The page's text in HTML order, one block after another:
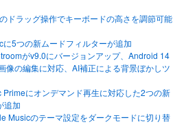
ドラッグ操作でキーボードの高さを調節可能
に5つの新ムードフィルターが追加
がv9.0にバージョンアップ、Android 14
像の編集に対応、AI補正による背景ぼかしツ
Primeにオンデマンド再生に対応した2つの新
追加
Musicのテーマ設定をダークモードに切り替